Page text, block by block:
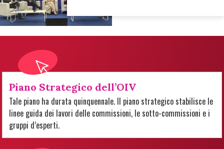
Piano Strategico dell’OIV
Tale piano ha durata quinquennale. Il piano strategico stabilisce le
linee guida dei lavori delle commissioni, le sotto-commissioni e i
gruppi d’esperti.